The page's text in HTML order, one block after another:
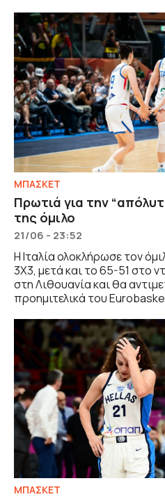
ΜΠΑΣΚΕΤ
Πρωτιά για την
της όμιλο
21/06 - 23:52
Η Ιταλία ολοκλήρωσε τον
3Χ3, μετά και το 65-51 στο
στη Λιθουανία και θα
προημιτελικά του
ΜΠΑΣΚΕΤ